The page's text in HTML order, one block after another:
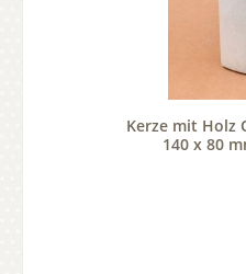
Kerze mit Holz
140 x 80